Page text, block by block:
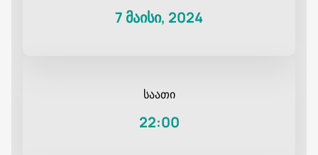
7 მაისი, 2024
საათი
22:00